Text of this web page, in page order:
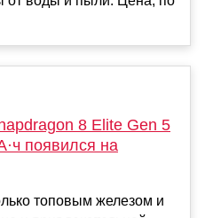
8 Elite Gen 5
появился на
топовым железом и